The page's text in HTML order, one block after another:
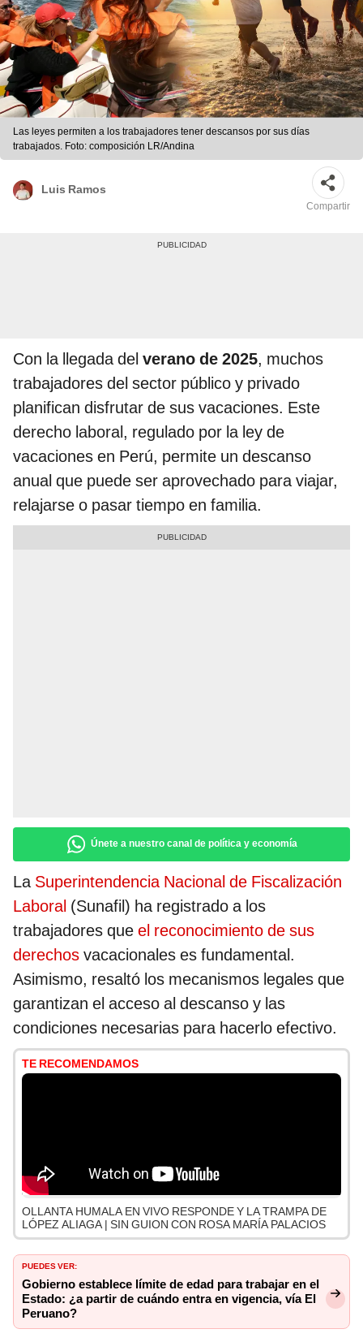
Las leyes permiten a los trabajadores tener descansos por sus días
trabajados. Foto: composición LR/Andina
Luis Ramos
Compartir
Con la llegada del verano de 2025, muchos
trabajadores del sector público y privado
planifican disfrutar de sus vacaciones. Este
derecho laboral, regulado por la ley de
vacaciones en Perú, permite un descanso
anual que puede ser aprovechado para viajar,
relajarse o pasar tiempo en familia.
Únete a nuestro canal de política y economía
La Superintendencia Nacional de Fiscalización
Laboral (Sunafil) ha registrado a los
trabajadores que el reconocimiento de sus
derechos vacacionales es fundamental.
Asimismo, resaltó los mecanismos legales que
garantizan el acceso al descanso y las
condiciones necesarias para hacerlo efectivo.
TE RECOMENDAMOS
OLLANTA HUMALA EN VIVO RESPONDE Y LA TRAMPA DE
LÓPEZ ALIAGA | SIN GUION CON ROSA MARÍA PALACIOS
PUEDES VER:
Gobierno establece límite de edad para trabajar en el
Estado: ¿a partir de cuándo entra en vigencia, vía El
Peruano?